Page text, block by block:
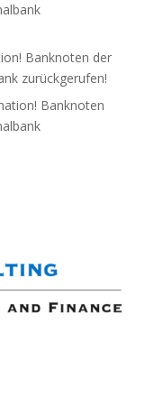
Banknoten der
zurückgerufen!
Banknoten